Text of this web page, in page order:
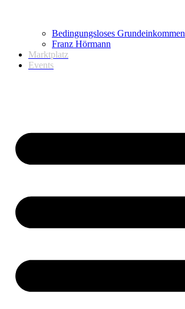
Bedingungsloses Grundeinkommen
Franz Hörmann
Marktplatz
Events